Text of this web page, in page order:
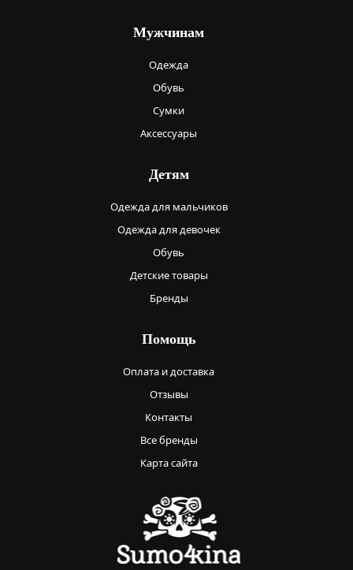
Мужчинам
Одежда
Обувь
Сумки
Аксессуары
Детям
Одежда для мальчиков
Одежда для девочек
Обувь
Детские товары
Бренды
Помощь
Оплата и доставка
Отзывы
Контакты
Все бренды
Карта сайта